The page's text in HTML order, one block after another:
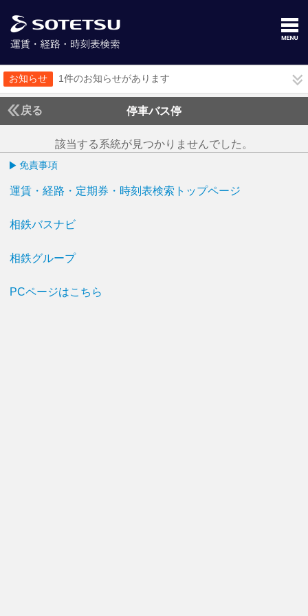
お知らせ 1件のお知らせがあります
戻る 停車バス停
該当する系統が見つかりませんでした。
免責事項
運賃・経路・定期券・時刻表検索トップページ
相鉄バスナビ
相鉄グループ
PCページはこちら